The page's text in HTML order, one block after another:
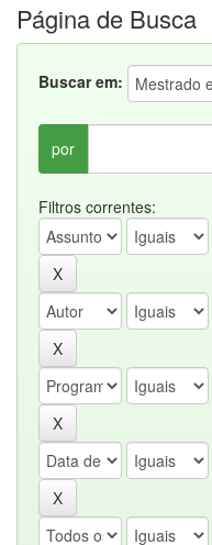
Página de Busca
Buscar em:
por
Filtros correntes: